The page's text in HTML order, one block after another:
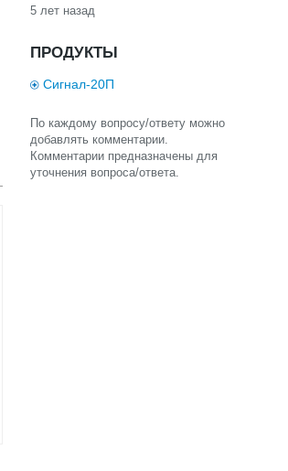
5 лет назад
ПРОДУКТЫ
Сигнал-20П
По каждому вопросу/ответу можно
добавлять комментарии.
Комментарии предназначены для
уточнения вопроса/ответа.